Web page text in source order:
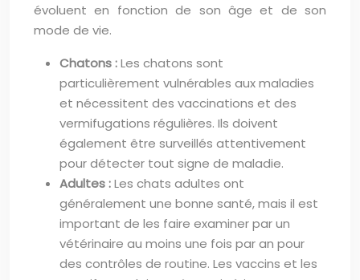
évoluent en fonction de son âge et de son
mode de vie.
Chatons :Les chatons sont
particulièrement vulnérables aux maladies
et nécessitent des vaccinations et des
vermifugations régulières. Ils doivent
également être surveillés attentivement
pour détecter tout signe de maladie.
Adultes :Les chats adultes ont
généralement une bonne santé, mais il est
important de les faire examiner par un
vétérinaire au moins une fois par an pour
des contrôles de routine. Les vaccins et les